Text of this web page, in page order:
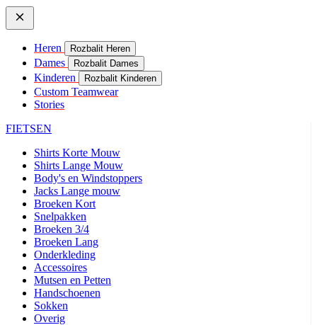
Heren Rozbalit Heren
Dames Rozbalit Dames
Kinderen Rozbalit Kinderen
Custom Teamwear
Stories
FIETSEN
Shirts Korte Mouw
Shirts Lange Mouw
Body's en Windstoppers
Jacks Lange mouw
Broeken Kort
Snelpakken
Broeken 3/4
Broeken Lang
Onderkleding
Accessoires
Mutsen en Petten
Handschoenen
Sokken
Overig